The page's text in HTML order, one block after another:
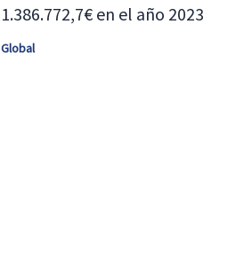
1.386.772,7€ en el año 2023
Global